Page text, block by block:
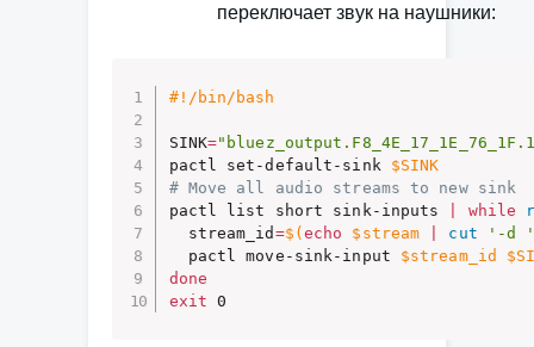
переключает звук на наушники:
#!/bin/bash
SINK=
pactl set-default-sink $SINK
# Move all audio streams to new sink
pactl list short sink-inputs
while
  stream_id
=$( echo $stream cut
'-d
  pactl move-sink-input
$stream_id
done
exit 0